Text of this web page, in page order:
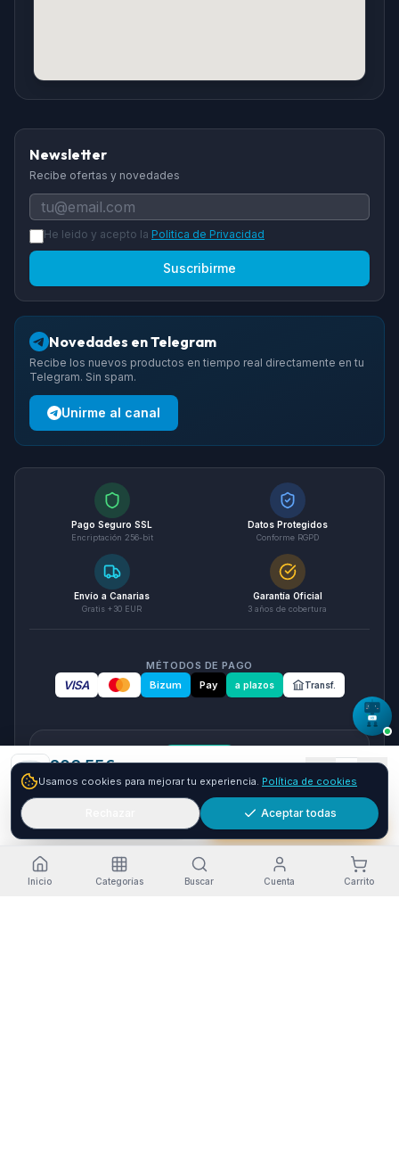
206.55€
Envío GRATIS 24-48h
Comprar ya
Newsletter
Recibe ofertas y novedades
He leido y acepto la Politica de Privacidad
Suscribirme
Novedades en Telegram
Recibe los nuevos productos en tiempo real directamente en tu
Telegram. Sin spam.
Unirme al canal
Pago Seguro SSL
Encriptación 256-bit
Datos Protegidos
Conforme RGPD
Envío a Canarias
Gratis +30 EUR
Garantía Oficial
3 años de cobertura
MÉTODOS DE PAGO
VISA Bizum Pay a plazos Transf.
seQura
Paga a plazos con seQura
Fracciona tu compra en 3, 6 o 12 plazos. Financiacion sujeta
a aprobacion por seQura. Sin papeleo y con respuesta
inmediata.
Como funciona
Usamos cookies para mejorar tu experiencia. Política de cookies
Aceptar todas
Inicio Categorías Buscar Cuenta Carrito